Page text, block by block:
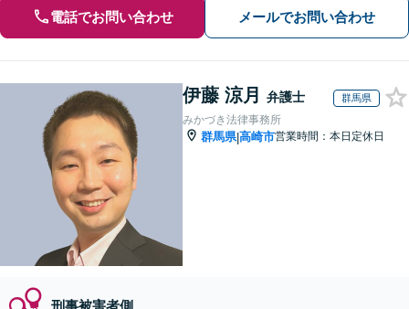
電話でお問い合わせ メールでお問い合わせ
伊藤 涼月 弁護士 群馬県
みかづき法律事務所
群馬県|高崎市営業時間：本日定休日
刑事被害者側